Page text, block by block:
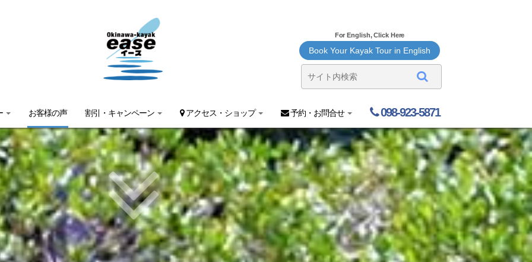
For English, Click Here
Book Your Kayak Tour in English
お客様の声 割引・キャンペーン アクセス・ショップ 予約・お問合せ 098-923-5871